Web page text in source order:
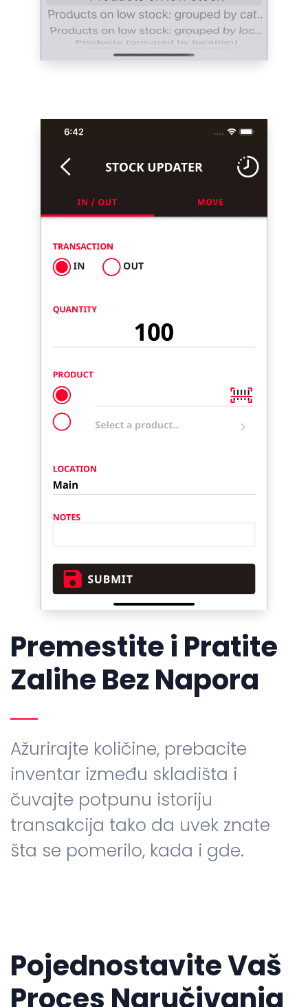
Premestite i Pratite
Zalihe Bez Napora
Ažurirajte količine, prebacite
inventar između skladišta i
čuvajte potpunu istoriju
transakcija tako da uvek znate
šta se pomerilo, kada i gde.
Pojednostavite Vaš
Proces Naručivanja